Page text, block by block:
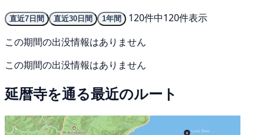
直近7日間 直近30日間 1年間
120件中120件表示
この期間の出没情報はありません
この期間の出没情報はありません
延暦寺を通る最近のルート